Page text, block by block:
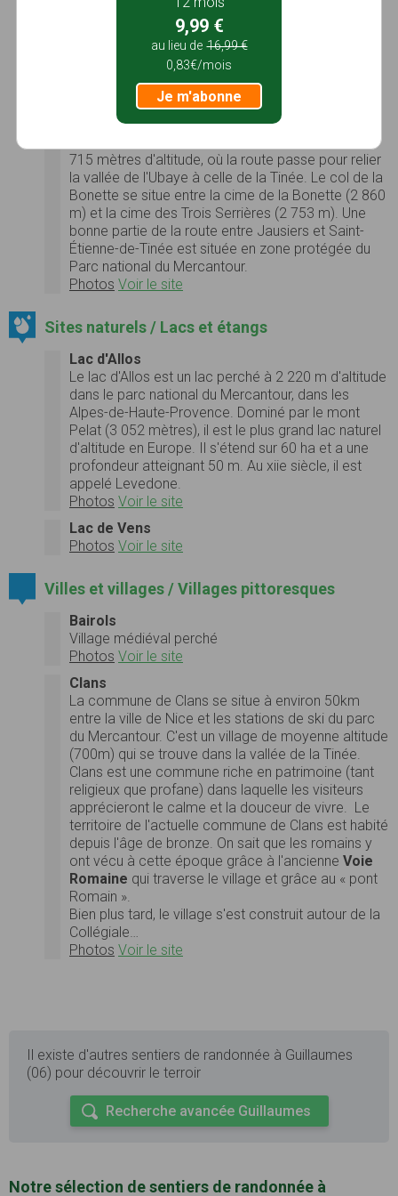
station d'Isola 2000. Il présente sur ses deux
versants une pente moyenne soutenue, pendant
plus de 20 kilomètres, dont quelques kilomètres
approchant les 10 %. La route du côté italien est
Voir le site
Col de la Bonette
715 mètres d'altitude, où la route passe pour relier
la vallée de l'Ubaye à celle de la Tinée. Le col de la
Bonette se situe entre la cime de la Bonette (2 860
m) et la cime des Trois Serrières (2 753 m). Une
bonne partie de la route entre Jausiers et Saint-
Étienne-de-Tinée est située en zone protégée du
Parc national du Mercantour.
Photos Voir le site
Sites naturels / Lacs et étangs
Lac d'Allos
Le lac d'Allos est un lac perché à 2 220 m d'altitude
dans le parc national du Mercantour, dans les
Alpes-de-Haute-Provence. Dominé par le mont
Pelat (3 052 mètres), il est le plus grand lac naturel
d'altitude en Europe. Il s'étend sur 60 ha et a une
profondeur atteignant 50 m. Au xiie siècle, il est
appelé Levedone.
Photos Voir le site
Lac de Vens
Photos Voir le site
Villes et villages / Villages pittoresques
Bairols
Village médiéval perché
Photos Voir le site
Clans
La commune de Clans se situe à environ 50km
entre la ville de Nice et les stations de ski du parc
du Mercantour. C'est un village de moyenne altitude
(700m) qui se trouve dans la vallée de la Tinée.
Clans est une commune riche en patrimoine (tant
religieux que profane) dans laquelle les visiteurs
apprécieront le calme et la douceur de vivre. Le
territoire de l'actuelle commune de Clans est habité
depuis l'âge de bronze. On sait que les romains y
ont vécu à cette époque grâce à l'ancienne Voie
Romaine qui traverse le village et grâce au « pont
Romain ».
Bien plus tard, le village s'est construit autour de la
Collégiale…
Photos Voir le site
Il existe d'autres sentiers de randonnée à Guillaumes
(06) pour découvrir le terroir
Recherche avancée Guillaumes
Notre sélection de sentiers de randonnée à
9,99 €
au lieu de 16,99 €
0,83€/mois
Je m'abonne